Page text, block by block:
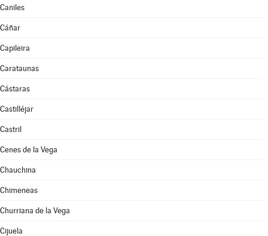
Caniles
Cáñar
Capileira
Carataunas
Cástaras
Castilléjar
Castril
Cenes de la Vega
Chauchina
Chimeneas
Churriana de la Vega
Cijuela